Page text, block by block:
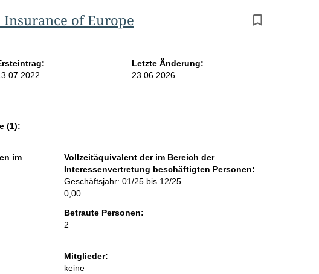
of Europe
Letzte Änderung:
23.06.2026
(1):
im
Vollzeitäquivalent der im Bereich der
Interessenvertretung beschäftigten Personen:
Geschäftsjahr: 01/25 bis 12/25
0,00
Betraute Personen:
2
Mitglieder:
keine